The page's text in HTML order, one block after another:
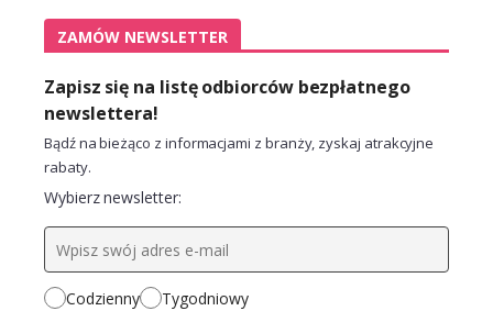
ZAMÓW NEWSLETTER
Zapisz się na listę odbiorców bezpłatnego
newslettera!
Bądź na bieżąco z informacjami z branży, zyskaj atrakcyjne
rabaty.
Wybierz newsletter:
Codzienny Tygodniowy